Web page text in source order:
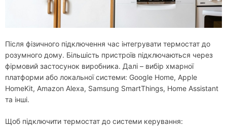
Після фізичного підключення час інтегрувати термостат до
розумного дому. Більшість пристроїв підключаються через
фірмовий застосунок виробника. Далі – вибір хмарної
платформи або локальної системи: Google Home, Apple
HomeKit, Amazon Alexa, Samsung SmartThings, Home Assistant
та інші.
Щоб підключити термостат до системи керування: